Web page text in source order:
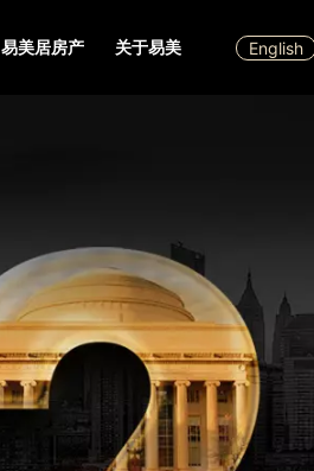
易美居房产 关于易美 English